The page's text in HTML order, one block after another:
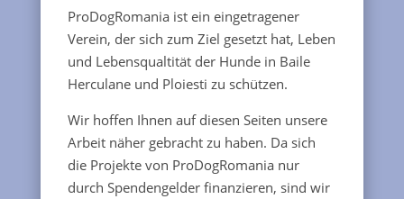
ProDogRomania ist ein eingetragener
Verein, der sich zum Ziel gesetzt hat, Leben
und Lebensqualtität der Hunde in Baile
Herculane und Ploiesti zu schützen.
Wir hoffen Ihnen auf diesen Seiten unsere
Arbeit näher gebracht zu haben. Da sich
die Projekte von ProDogRomania nur
durch Spendengelder finanzieren, sind wir